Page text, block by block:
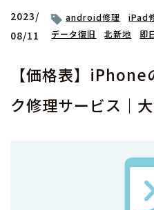
2023/
08/11
android修理 iPad
データ復旧
北新地 即
【価格表】iPhone
ク修理サービス｜